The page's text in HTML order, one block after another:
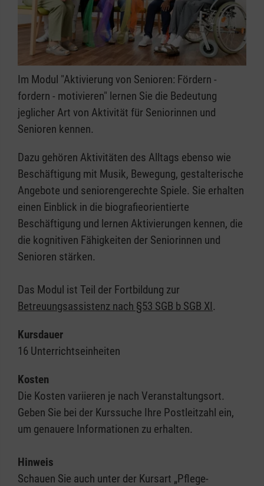
Im Modul "Aktivierung von Senioren: Fördern -
fordern - motivieren" lernen Sie die Bedeutung
jeglicher Art von Aktivität für Seniorinnen und
Senioren kennen.
Dazu gehören Aktivitäten des Alltags ebenso wie
Beschäftigung mit Musik, Bewegung, gestalterische
Angebote und seniorengerechte Spiele. Sie erhalten
einen Einblick in die biografieorientierte
Beschäftigung und lernen Aktivierungen kennen, die
die kognitiven Fähigkeiten der Seniorinnen und
Senioren stärken.
Das Modul ist Teil der Fortbildung zur
Betreuungsassistenz nach §53 SGB b SGB XI.
Kursdauer
16 Unterrichtseinheiten
Kosten
Die Kosten variieren je nach Veranstaltungsort.
Geben Sie bei der Kurssuche Ihre Postleitzahl ein,
um genauere Informationen zu erhalten.
Hinweis
Schauen Sie auch unter der Kursart „Pflege-